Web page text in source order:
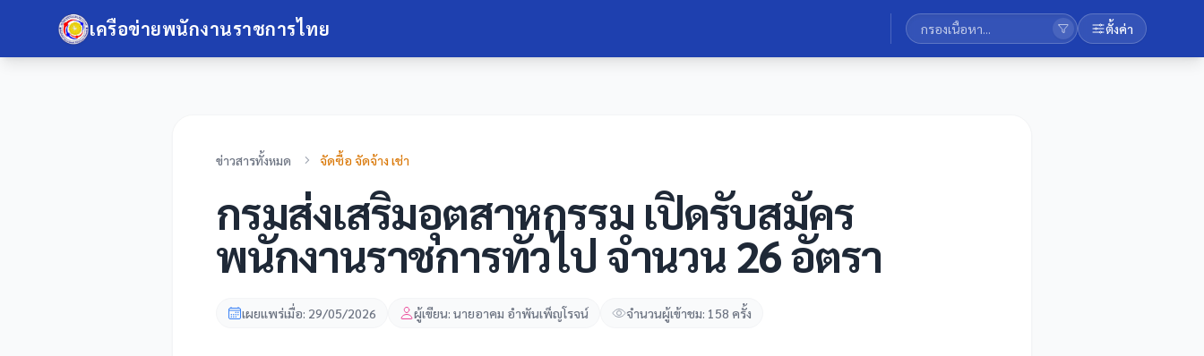
เครือข่ายพนักงานราชการไทย ตั้งค่า
ข่าวสารทั้งหมด จัดซื้อ จัดจ้าง เช่า
กรมส่งเสริมอุตสาหกรรม เปิดรับสมัคร
พนักงานราชการทั่วไป จำนวน 26 อัตรา
เผยแพร่เมื่อ: 29/05/2026 ผู้เขียน: นายอาคม อำพันเพ็ญโรจน์ จำนวนผู้เข้าชม: 158 ครั้ง